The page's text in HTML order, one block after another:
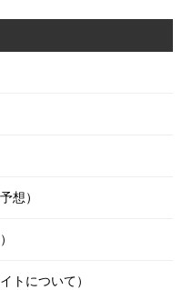
想）
トについて）